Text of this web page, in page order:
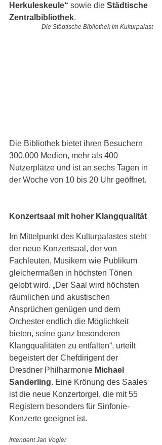
Herkuleskeule“ sowie die Städtische
Zentralbibliothek.
Die Städtische Bibliothek im Kulturpalast
Die Bibliothek bietet ihren Besuchern
300.000 Medien, mehr als 400
Nutzerplätze und ist an sechs Tagen in
der Woche von 10 bis 20 Uhr geöffnet.
Konzertsaal mit hoher Klangqualität
Im Mittelpunkt des Kulturpalastes steht
der neue Konzertsaal, der von
Fachleuten, Musikern wie Publikum
gleichermaßen in höchsten Tönen
gelobt wird. „Der Saal wird höchsten
räumlichen und akustischen
Ansprüchen genügen und dem
Orchester endlich die Möglichkeit
bieten, seine ganz besonderen
Klangqualitäten zu entfalten“, urteilt
begeistert der Chefdirigent der
Dresdner Philharmonie Michael
Sanderling. Eine Krönung des Saales
ist die neue Konzertorgel, die mit 55
Registern besonders für Sinfonie-
Konzerte geeignet ist.
Intendant Jan Vogler